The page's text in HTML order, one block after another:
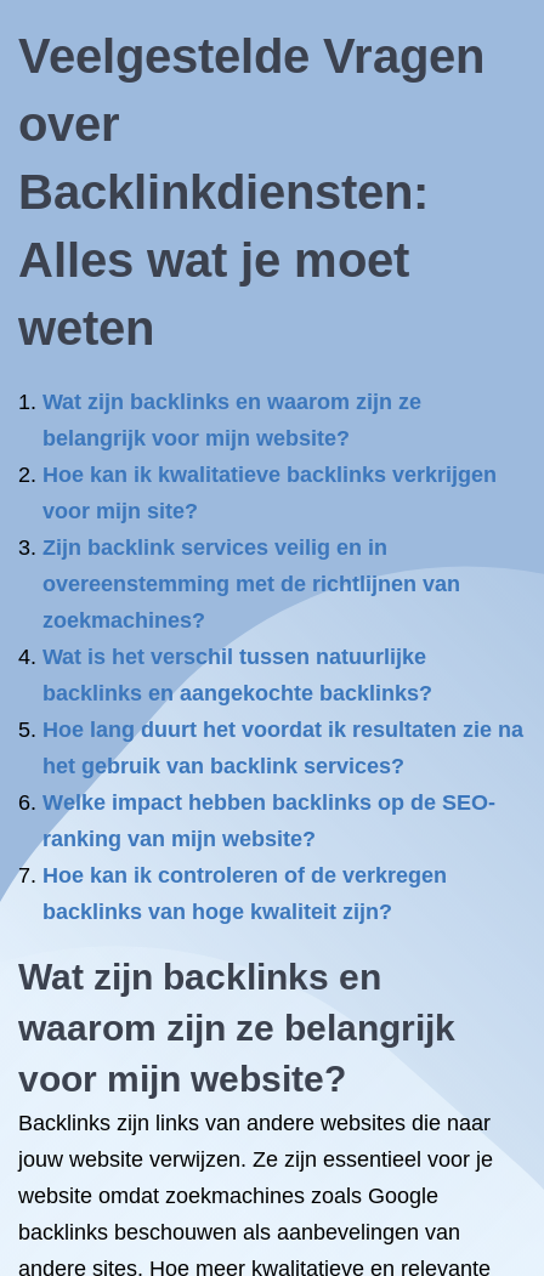
Veelgestelde Vragen
over
Backlinkdiensten:
Alles wat je moet
weten
Wat zijn backlinks en waarom zijn ze
belangrijk voor mijn website?
Hoe kan ik kwalitatieve backlinks verkrijgen
voor mijn site?
Zijn backlink services veilig en in
overeenstemming met de richtlijnen van
zoekmachines?
Wat is het verschil tussen natuurlijke
backlinks en aangekochte backlinks?
Hoe lang duurt het voordat ik resultaten zie na
het gebruik van backlink services?
Welke impact hebben backlinks op de SEO-
ranking van mijn website?
Hoe kan ik controleren of de verkregen
backlinks van hoge kwaliteit zijn?
Wat zijn backlinks en
waarom zijn ze belangrijk
voor mijn website?
Backlinks zijn links van andere websites die naar
jouw website verwijzen. Ze zijn essentieel voor je
website omdat zoekmachines zoals Google
backlinks beschouwen als aanbevelingen van
andere sites. Hoe meer kwalitatieve en relevante